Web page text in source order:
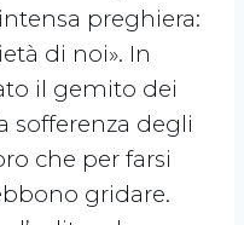
preghiera:
di noi». In
il gemito dei
sofferenza degli
che per farsi
gridare.